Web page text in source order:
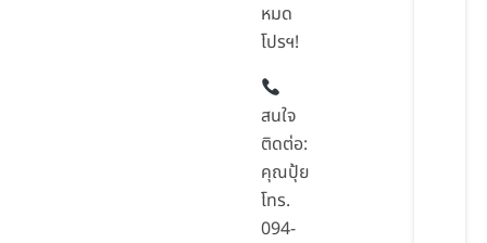
หมด
โปรฯ!
สนใจ
ติดต่อ:
คุณปุ้ย
โทร.
094-